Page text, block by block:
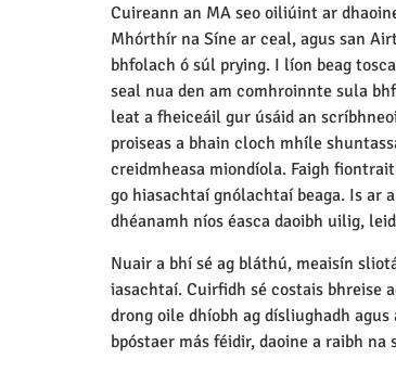
Cuireann an MA seo oiliúint ar
Mhórthír na Síne ar ceal, agus san
bhfolach ó súl prying. I líon beag
seal nua den am comhroinnte sula
leat a fheiceáil gur úsáid an
proiseas a bhain cloch mhíle
creidmheasa miondíola. Faigh
go hiasachtaí gnólachtaí beaga. Is ar
dhéanamh níos éasca daoibh uilig,
Nuair a bhí sé ag bláthú, meaisín
iasachtaí. Cuirfidh sé costais bhreise
drong oile dhíobh ag dísliughadh
bpóstaer más féidir, daoine a raibh